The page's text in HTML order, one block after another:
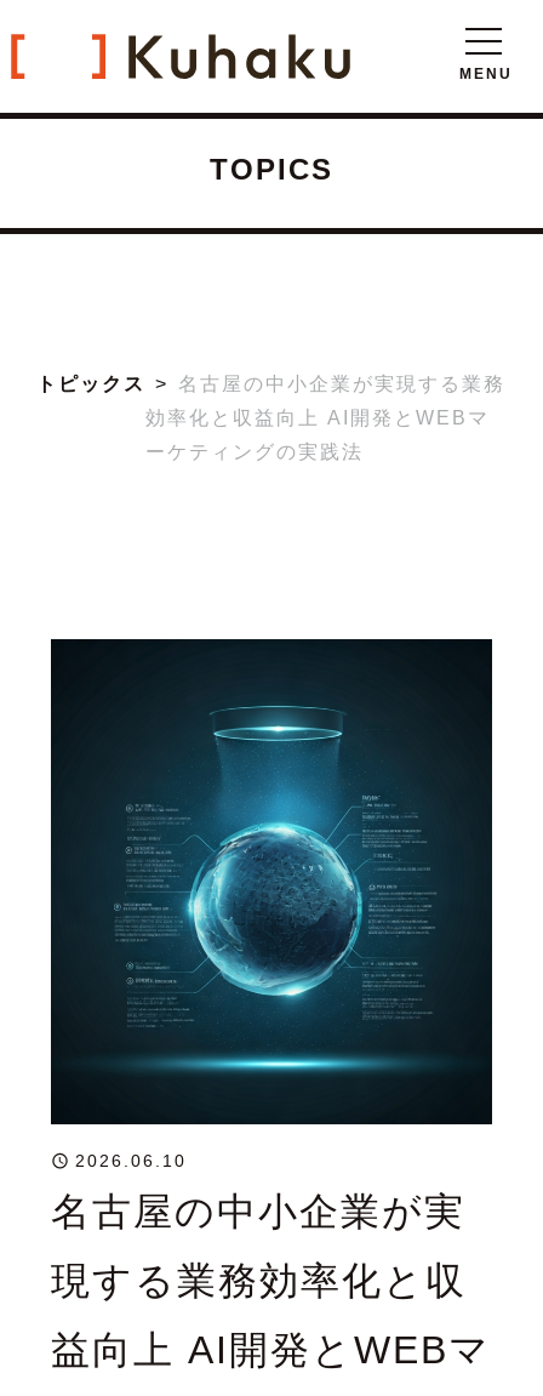
TOPICS
トピックス
名古屋の中小企業が実現する業務
効率化と収益向上 AI開発とWEBマ
ーケティングの実践法
2026.06.10
名古屋の中小企業が実
現する業務効率化と収
益向上 AI開発とWEBマ